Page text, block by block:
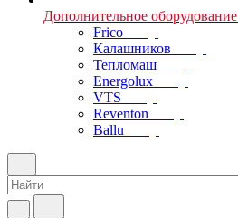
Дополнительное оборудование
Frico
Калашников
Тепломаш
Energolux
VTS
Reventon
Ballu